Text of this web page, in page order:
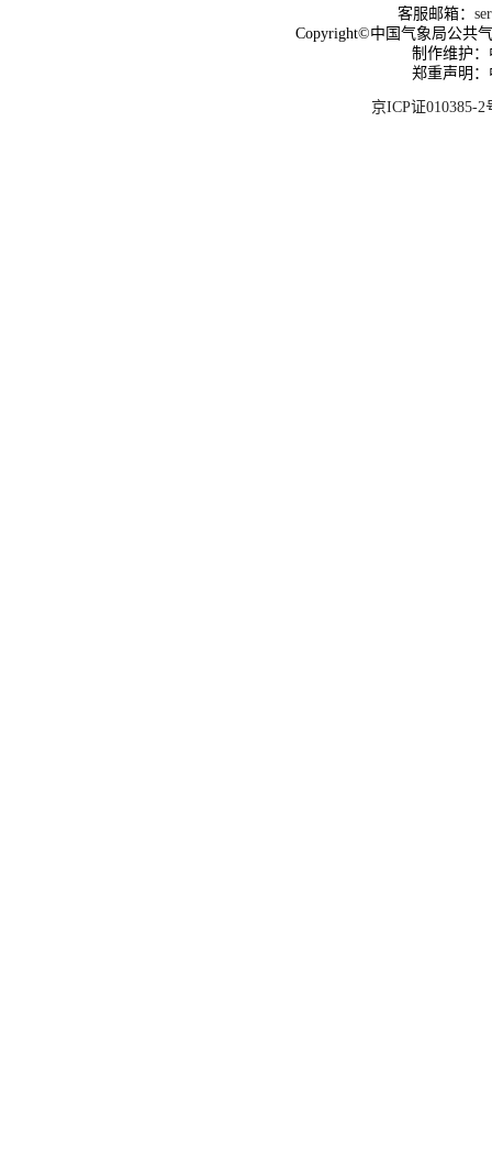
客服邮箱：
Copyright©中国气象局公共
制作维护
郑重声明
京ICP证010385-2